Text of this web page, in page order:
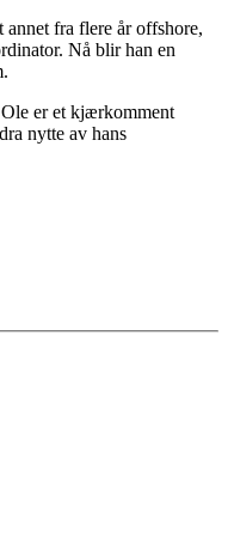
fra flere år offshore,
Nå blir han en
er et kjærkomment
nytte av hans